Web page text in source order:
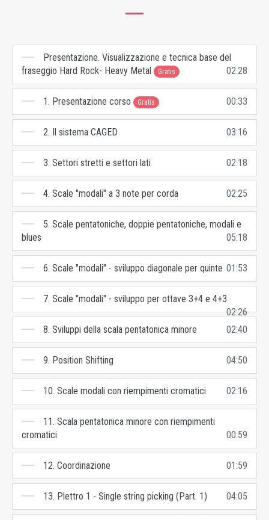
Presentazione. Visualizzazione e tecnica base del
fraseggio Hard Rock- Heavy Metal
Gratis 02:28
1. Presentazione corso Gratis 00:33
2. Il sistema CAGED 03:16
3. Settori stretti e settori lati 02:18
4. Scale "modali" a 3 note per corda 02:25
5. Scale pentatoniche, doppie pentatoniche, modali e
blues
05:18
6. Scale "modali" - sviluppo diagonale per quinte 01:53
7. Scale "modali" - sviluppo per ottave 3+4 e 4+3
02:26
8. Sviluppi della scala pentatonica minore
02:40
9. Position Shifting 04:50
10. Scale modali con riempimenti cromatici 02:16
11. Scala pentatonica minore con riempimenti
cromatici
00:59
12. Coordinazione 01:59
13. Plettro 1 - Single string picking (Part. 1) 04:05